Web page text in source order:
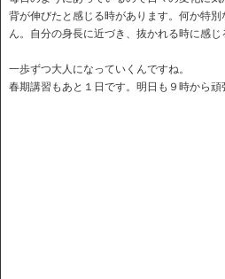
背が伸びたと感じる時があります。何か特
ん。自分の身長に近づき、抜かれる時に感じ
一歩ずつ大人になっていくんですね。
春期講習もあと１日です。明日も９時から頑